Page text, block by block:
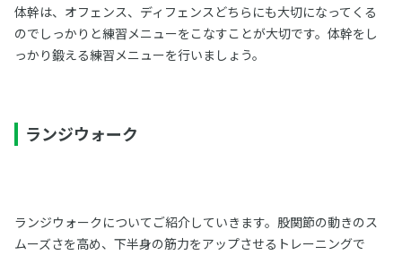
体幹は、オフェンス、ディフェンスどちらにも大切になってくる
のでしっかりと練習メニューをこなすことが大切です。体幹をし
っかり鍛える練習メニューを行いましょう。
ランジウォーク
ランジウォークについてご紹介していきます。股関節の動きのス
ムーズさを高め、下半身の筋力をアップさせるトレーニングで